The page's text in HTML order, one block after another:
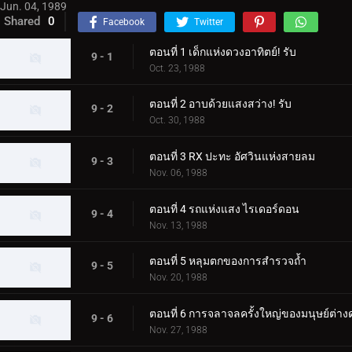
Jun. 04, 1989
Shared 0 Facebook Twitter
9 - 1 ตอนที่ 1 เด็กแห่งดวงอาทิตย์! รับ
Oct. 23, 1988
9 - 2 ตอนที่ 2 อาบด้วยแสงสว่าง! รับ
Oct. 30, 1988
9 - 3 ตอนที่ 3 RX ปะทะ อัศวินแห่งสายลม
Nov. 06, 1988
9 - 4 ตอนที่ 4 รถแห่งแสง ไรเดอร์ดอน
Nov. 13, 1988
9 - 5 ตอนที่ 5 หลุมตกของการสำรวจถ้ำ
Nov. 20, 1988
9 - 6 ตอนที่ 6 การจลาจลครั้งใหญ่ของมนุษย์ต่าง
Nov. 27, 1988